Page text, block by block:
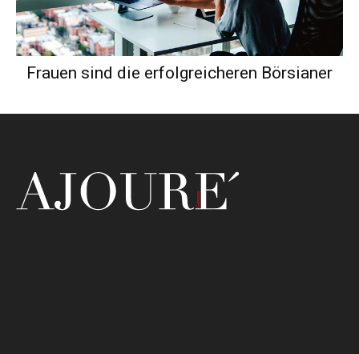
Frauen sind die erfolgreicheren Börsianer